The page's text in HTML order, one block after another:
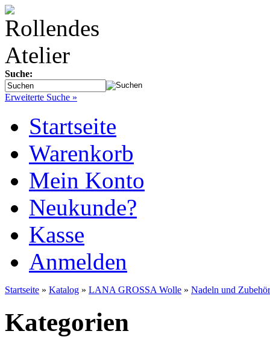
Suche:
Erweiterte Suche »
Startseite
Warenkorb
Mein Konto
Neukunde?
Kasse
Anmelden
Startseite » Katalog » LANA GROSSA Wolle » Nadeln und Zubehör
Kategorien